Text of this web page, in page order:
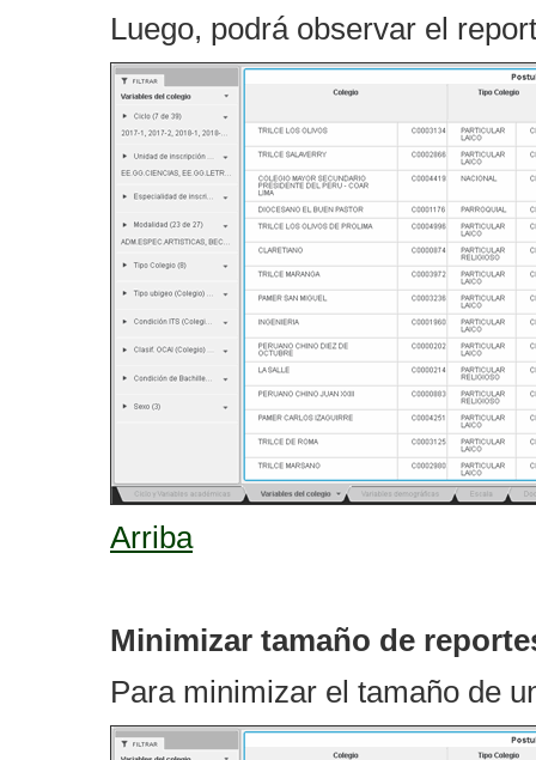
Luego, podrá observar el
Arriba
Minimizar tamaño de
Para minimizar el tamaño de